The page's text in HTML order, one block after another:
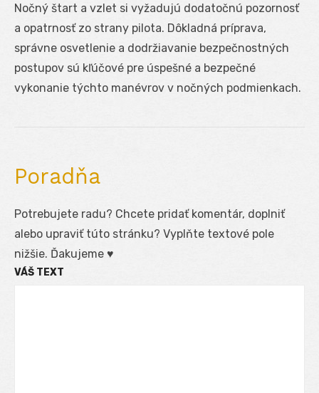
Nočný štart a vzlet si vyžadujú dodatočnú pozornosť
a opatrnosť zo strany pilota. Dôkladná príprava,
správne osvetlenie a dodržiavanie bezpečnostných
postupov sú kľúčové pre úspešné a bezpečné
vykonanie týchto manévrov v nočných podmienkach.
Poradňa
Potrebujete radu? Chcete pridať komentár, doplniť
alebo upraviť túto stránku? Vyplňte textové pole
nižšie. Ďakujeme ♥
VÁŠ TEXT